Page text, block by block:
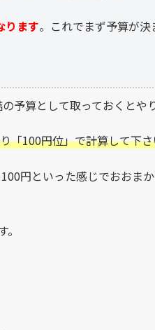
ります。これでまず予算が決
予算として取っておくとや
「100円位」で計算して下
円といった感じでおおま